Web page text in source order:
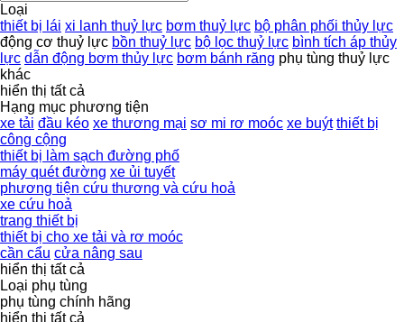
Loại
thiết bị lái xi lanh thuỷ lực bơm thuỷ lực bộ phân phối thủy lực
động cơ thuỷ lực bồn thuỷ lực bộ lọc thuỷ lực bình tích áp thủy
lực dẫn động bơm thủy lực bơm bánh răng phụ tùng thuỷ lực
khác
hiển thị tất cả
Hạng mục phương tiện
xe tải đầu kéo xe thương mại sơ mi rơ moóc xe buýt thiết bị
công cộng
thiết bị làm sạch đường phố
máy quét đường xe ủi tuyết
phương tiện cứu thương và cứu hoả
xe cứu hoả
trang thiết bị
thiết bị cho xe tải và rơ moóc
cần cẩu cửa nâng sau
hiển thị tất cả
Loại phụ tùng
phụ tùng chính hãng
hiển thị tất cả